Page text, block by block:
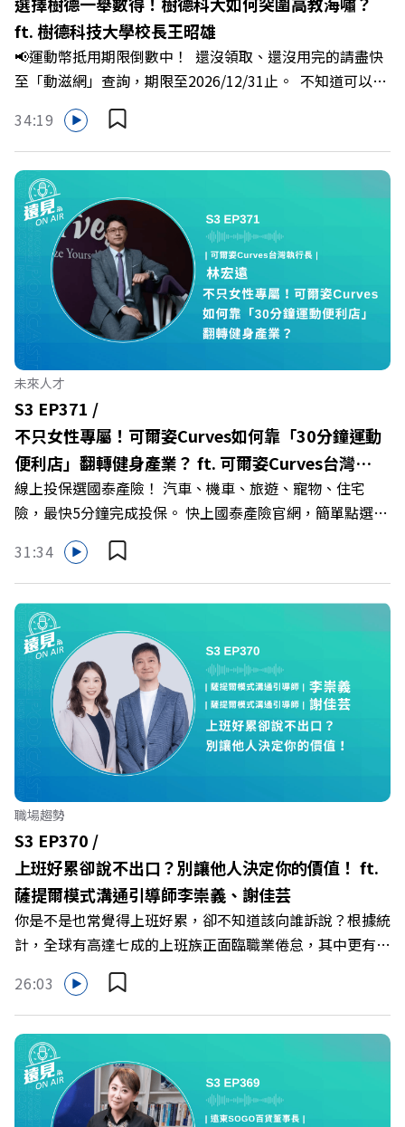
少一點」？🔺 面對AI時代的職涯焦慮，如何把自我價值打
分權拿回手裡？ +++++📓《透視職場冰山》新書介紹
>>>https://bookzone.cwgv.com.tw/book/BWL108🎂歡
慶遠見40歲生日！手速搶下破天荒的獨家優惠
>>>https://gvmkt.pse.is/9e5pbz✨關注《遠見》更多的社
群：LINE：https://reurl.cc/A4ELQpIG：
Powered by Firstory Hosting
ft. 樹德科技大學校長王昭雄
📢運動幣抵用期限倒數中！ 還沒領取、還沒用完的請盡快
至「動滋網」查詢，期限至2026/12/31止。 不知道可以在
哪裡使用嗎？ 上「動滋網」【合作店家】專區，全台五千
多家合作業者任你選，馬上來找適用地點！ ➡️
https://fstry.pse.is/9epct2 —— 以上為 FMTaiwan 與
Firstory Podcast 廣告 —— 在少子化浪潮、私校面臨退場
海嘯的嚴峻考驗下，南台灣的技職學校該如何轉型突圍？
本集《遠見ON AIR》邀請到樹德科技大學校長王昭雄，帶
你解析樹德科大如何打造出兼顧學校永續發展與地方創生的
技職教育新典範！ 🔺如何從「傳統私校」轉型為「產學無
縫接軌者」？ 🔺AI如何深度賦能設計與人文學科學群？ 🔺
首創「菲律賓半導體專班」！驚豔科技界的國際精準育才
🔺一舉拿下4大USR專案！深耕地方的溫暖社會責任平台 主
持人／遠見雜誌副社長兼遠見智庫總編輯 李建興 與談人／
樹德科技大學校長 王昭雄 +++++ 🎂歡慶遠見40歲生日！手
速搶下破天荒的獨家優惠
>>>https://gvmkt.pse.is/9e5pbz ✨關注《遠見》更多的社
群： LINE：https://reurl.cc/A4ELQp IG：
https://bit.ly/3AjBWNV YT：https://bit.ly/38jNi9k
Powered by Firstory Hosting
34:19
未來人才
S3 EP371 /
不只女性專屬！可爾姿Curves如何靠「30分鐘運動
便利店」翻轉健身產業？ ft. 可爾姿Curves台灣執
行長林宏遠
線上投保選國泰產險！ 汽車、機車、旅遊、寵物、住宅
險，最快5分鐘完成投保。 快上國泰產險官網，簡單點選，
保障立即到位！ https://fstry.pse.is/9eddvv —— 以上為
Firstory Podcast 廣告 —— 在健康意識抬頭、健身產業百
家爭鳴的激烈浪潮下，傳統的健身房該如何轉型突圍？ 本
集《遠見ON AIR》邀請到可爾姿Curves台灣執行長林宏
遠，帶你解析可爾姿如何打造出兼顧健康生活與女力創業的
健身新契機！ 🔺如何從「傳統大型健身房」轉型為「社區
運動便利店」？ 🔺運動如何落實最貼心的「女性專屬、零
壓力」空間？ 🔺對抗肌少症、預防高齡化！驚豔醫學界的
「社會處方」 🔺超高加盟成功率！為無數女性圓夢的「女
力互助與微型創業平台」 主持人／遠見雜誌副社長兼遠見
智庫總編輯 李建興 與談人／可爾姿Curves台灣執行長 林宏
遠 +++++ 🫧清除腦袋的盲點，也順手理清生活的雜亂。 點
開看質感養成術>> https://gvmkt.pse.is/9al3px ✨關注
《遠見》更多的社群： LINE：https://reurl.cc/A4ELQp
IG：https://bit.ly/3AjBWNV YT：https://bit.ly/38jNi9k
Powered by Firstory Hosting
31:34
職場趨勢
S3 EP370 /
上班好累卻說不出口？別讓他人決定你的價值！ ft.
薩提爾模式溝通引導師李崇義、謝佳芸
你是不是也常覺得上班好累，卻不知道該向誰訴說？根據統
計，全球有高達七成的上班族正面臨職業倦怠，其中更有三
成默默承受著「沉默的倦怠」。當主管的期待、同儕的競爭
與承上啟下的壓力成為日常，身在職場的我們該如何停止無
止境的自我懷疑，在人際風暴中找回安頓內心的力量？ 本
集《遠見ON AIR》邀請新書《透視職場冰山》作者、薩提
爾模式溝通引導師李崇義與謝佳芸，教你如何看穿職場底層
的應對姿態，以及在緊湊的職場節奏中，修煉安頓心法！
🔺你的自我價值，難道只能由考績和主管來決定？ 🔺你或
26:03